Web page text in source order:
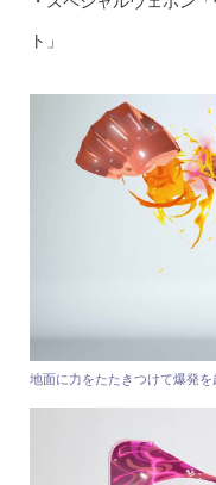
ト」
地面に力をたたきつけて爆発を